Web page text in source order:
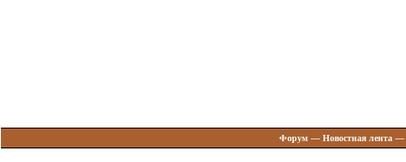
Форум— Новостная лента—